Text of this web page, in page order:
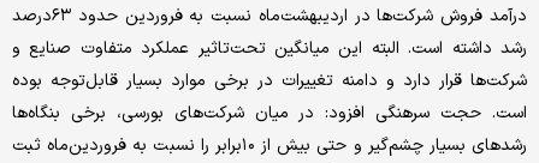
درآمد فروش شرکت‌ها در اردیبهشت‌ماه نسبت به فروردین حدود ۶۳درصد
رشد داشته است. البته این میانگین تحت‌تاثیر عملکرد متفاوت صنایع و
شرکت‌ها قرار دارد و دامنه تغییرات در برخی موارد بسیار قابل‌توجه بوده
است. حجت سرهنگی افزود: در میان شرکت‌های بورسی، برخی بنگاه‌ها
رشدهای بسیار چشم‌گیر و حتی بیش از ۱۰برابر را نسبت به فروردین‌ماه ثبت